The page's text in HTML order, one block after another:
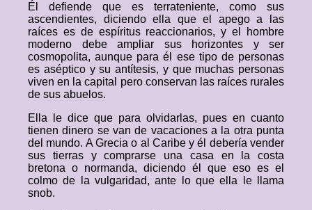
Él defiende que es terrateniente, como sus
ascendientes, diciendo ella que el apego a las
raíces es de espíritus reaccionarios, y el hombre
moderno debe ampliar sus horizontes y ser
cosmopolita, aunque para él ese tipo de personas
es aséptico y su antítesis, y que muchas personas
viven en la capital pero conservan las raíces rurales
de sus abuelos.
Ella le dice que para olvidarlas, pues en cuanto
tienen dinero se van de vacaciones a la otra punta
del mundo. A Grecia o al Caribe y él debería vender
sus tierras y comprarse una casa en la costa
bretona o normanda, diciendo él que eso es el
colmo de la vulgaridad, ante lo que ella le llama
snob.